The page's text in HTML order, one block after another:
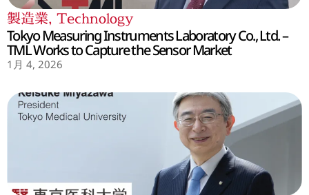
製造業, Technology
Tokyo Measuring Instruments Laboratory Co., Ltd. –
TML Works to Capture the Sensor Market
1月 4, 2026